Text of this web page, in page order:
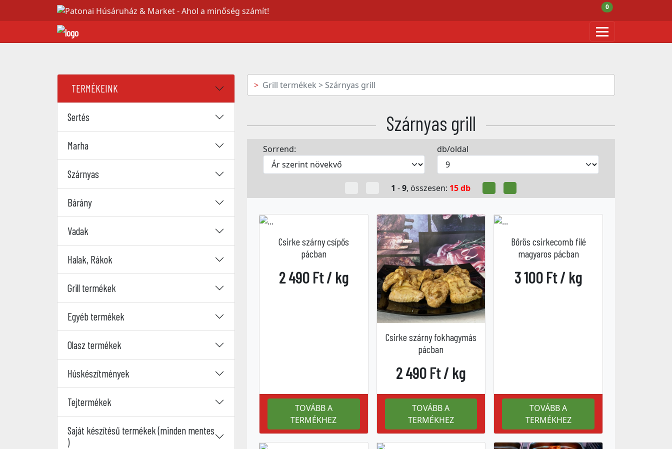
0
TERMÉKEINK
Sertés
Marha
Szárnyas
Bárány
Vadak
Halak, Rákok
Grill termékek
Egyéb termékek
Olasz termékek
Húskészítmények
Tejtermékek
Saját készítésű termékek (minden mentes
)
Grill termékek > Szárnyas grill
Szárnyas grill
Sorrend: db/oldal
1 -9, összesen: 15 db
Csirke szárny csípős
pácban
2 490 Ft / kg
TOVÁBB A
TERMÉKHEZ
Csirke szárny fokhagymás
pácban
2 490 Ft / kg
TOVÁBB A
TERMÉKHEZ
Bőrös csirkecomb filé
magyaros pácban
3 100 Ft / kg
TOVÁBB A
TERMÉKHEZ